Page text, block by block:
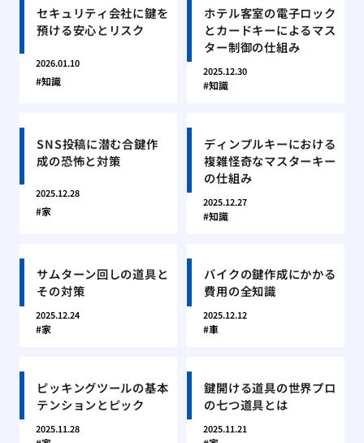
セキュリティ会社に鍵を
預ける安心とリスク
2026.01.10
知識
ホテル客室の電子ロック
とカードキーによるマス
ター制御の仕組み
2025.12.30
知識
SNS投稿に潜む合鍵作
成の恐怖と対策
2025.12.28
家
ディンプルキーにおける
複雑怪奇なマスターキー
の仕組み
2025.12.27
知識
サムターン回しの道具と
その対策
2025.12.24
家
バイクの鍵作成にかかる
費用の全知識
2025.12.12
車
ピッキングツールの基本
テンションとピック
2025.11.28
鍵開ける道具の世界プロ
の七つ道具とは
2025.11.21